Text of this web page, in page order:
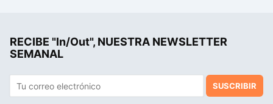
RECIBE "In/Out", NUESTRA NEWSLETTER
SEMANAL
SUSCRIBIR